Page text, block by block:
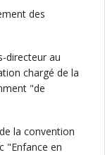
des
directeur au
chargé de la
"de
la convention
"Enfance en